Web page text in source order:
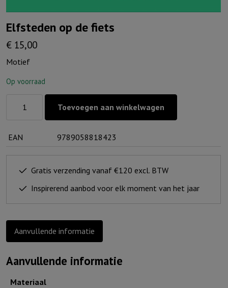
Elfsteden op de fiets
€ 15,00
Motief
Op voorraad
fiets
aantal
Toevoegen aan winkelwagen
EAN 9789058818423
Gratis verzending vanaf €120 excl. BTW
Inspirerend aanbod voor elk moment van het jaar
Aanvullende informatie
Aanvullende informatie
Materiaal